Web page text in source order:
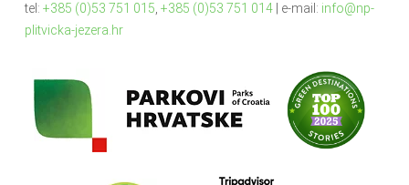
tel: +385 (0)53 751 015, +385 (0)53 751 014| e-mail: info@np-
plitvicka-jezera.hr